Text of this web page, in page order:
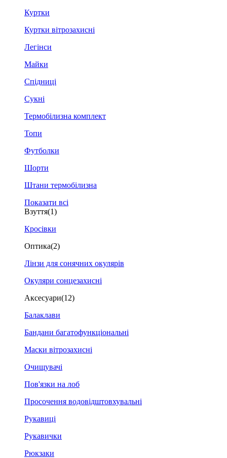
Куртки
Куртки вітрозахисні
Легінси
Майки
Спідниці
Сукні
Термобілизна комплект
Топи
Футболки
Шорти
Штани термобілизна
Показати всі
Взуття(1)
Кросівки
Оптика(2)
Лінзи для сонячних окулярів
Окуляри сонцезахисні
Аксесуари(12)
Балаклави
Бандани багатофункціональні
Маски вітрозахисні
Очищувачі
Пов'язки на лоб
Просочення водовідштовхувальні
Рукавиці
Рукавички
Рюкзаки